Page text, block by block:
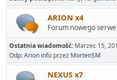
ARION x4
Forum nowego
Ostatnia wiadomość: Marzec 15,
Odp: Arion info przez MortenSM
NEXUS x7